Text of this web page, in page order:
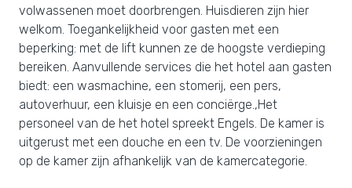
volwassenen moet doorbrengen. Huisdieren zijn hier
welkom. Toegankelijkheid voor gasten met een
beperking: met de lift kunnen ze de hoogste verdieping
bereiken. Aanvullende services die het hotel aan gasten
biedt: een wasmachine, een stomerij, een pers,
autoverhuur, een kluisje en een conciërge.,Het
personeel van de het hotel spreekt Engels. De kamer is
uitgerust met een douche en een tv. De voorzieningen
op de kamer zijn afhankelijk van de kamercategorie.